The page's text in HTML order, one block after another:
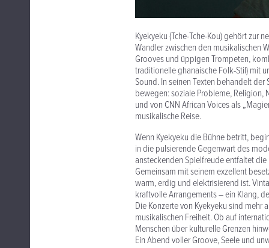
Kyekyeku (Tche-Tche-Kou) gehört zur
Wandler zwischen den musikalischen
Grooves und üppigen Trompeten,
traditionelle ghanaische Folk-Stil) mit
Sound. In seinen Texten behandelt
bewegen: soziale Probleme,
und von CNN African Voices als
musikalische Reise.
Wenn Kyekyeku die Bühne betritt,
in die pulsierende Gegenwart des
ansteckenden Spielfreude entfaltet
Gemeinsam mit seinem exzellent
warm, erdig und elektrisierend ist.
kraftvolle Arrangements – ein Klang,
Die Konzerte von Kyekyeku sind mehr
musikalischen Freiheit. Ob auf
Menschen über kulturelle Grenzen
Ein Abend voller Groove, Seele und